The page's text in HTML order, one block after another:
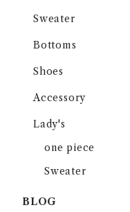
Sweater
Bottoms
Shoes
Accessory
Lady's
one piece
Sweater
BLOG